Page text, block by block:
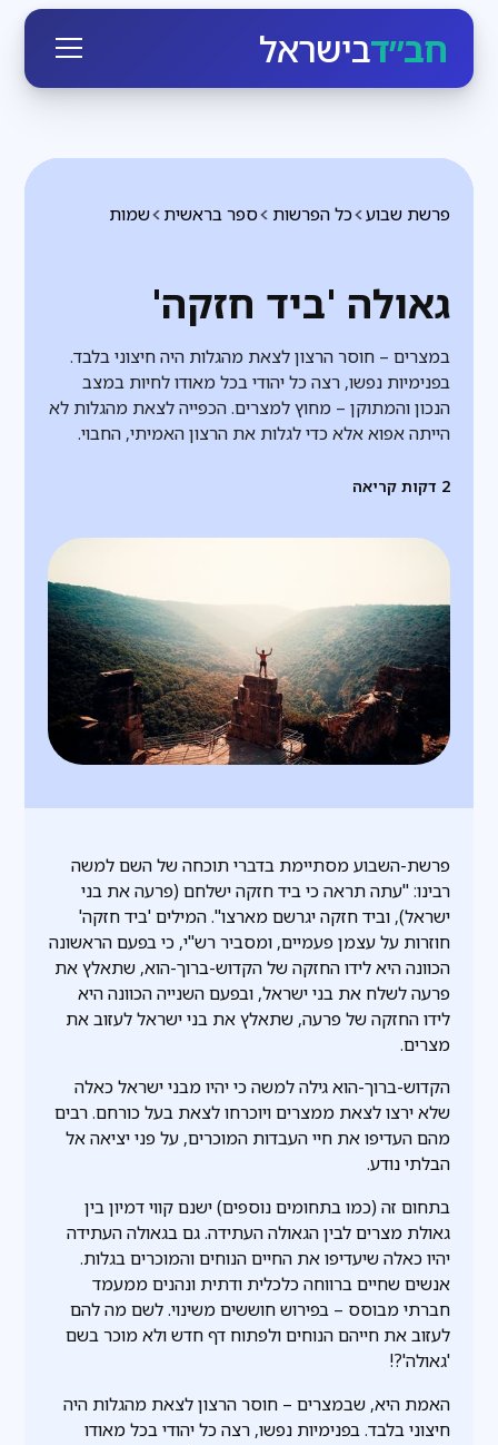
חב״דבישראל
שמות ספר בראשית כל הפרשות פרשת שבוע
גאולה 'ביד חזקה'
במצרים – חוסר הרצון לצאת מהגלות היה חיצוני בלבד.
בפנימיות נפשו, רצה כל יהודי בכל מאודו לחיות במצב
הנכון והמתוקן – מחוץ למצרים. הכפייה לצאת מהגלות לא
הייתה אפוא אלא כדי לגלות את הרצון האמיתי, החבוי.
2 דקות קריאה
פרשת-השבוע מסתיימת בדברי תוכחה של השם למשה
רבינו: "עתה תראה כי ביד חזקה ישלחם (פרעה את בני
ישראל), וביד חזקה יגרשם מארצו". המילים 'ביד חזקה'
חוזרות על עצמן פעמיים, ומסביר רש"י, כי בפעם הראשונה
הכוונה היא לידו החזקה של הקדוש-ברוך-הוא, שתאלץ את
פרעה לשלח את בני ישראל, ובפעם השנייה הכוונה היא
לידו החזקה של פרעה, שתאלץ את בני ישראל לעזוב את
מצרים.
הקדוש-ברוך-הוא גילה למשה כי יהיו מבני ישראל כאלה
שלא ירצו לצאת ממצרים ויוכרחו לצאת בעל כורחם. רבים
מהם העדיפו את חיי העבדות המוכרים, על פני יציאה אל
הבלתי נודע.
בתחום זה (כמו בתחומים נוספים) ישנם קווי דמיון בין
גאולת מצרים לבין הגאולה העתידה. גם בגאולה העתידה
יהיו כאלה שיעדיפו את החיים הנוחים והמוכרים בגלות.
אנשים שחיים ברווחה כלכלית ודתית ונהנים ממעמד
חברתי מבוסס – בפירוש חוששים משינוי. לשם מה להם
לעזוב את חייהם הנוחים ולפתוח דף חדש ולא מוכר בשם
'גאולה'?!
האמת היא, שבמצרים – חוסר הרצון לצאת מהגלות היה
חיצוני בלבד. בפנימיות נפשו, רצה כל יהודי בכל מאודו